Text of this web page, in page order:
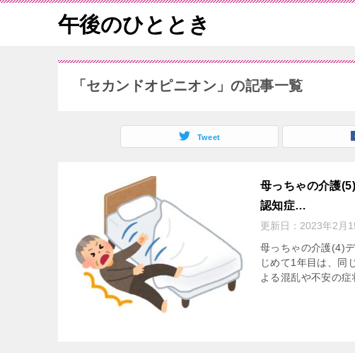
午後のひととき
「セカンドオピニオン」の記事一覧
Tweet
母っちゃの介護
認知症…
更新日： 2023年2月
母っちゃの介護(4)
じめて1年目は、同
よる混乱や不安の